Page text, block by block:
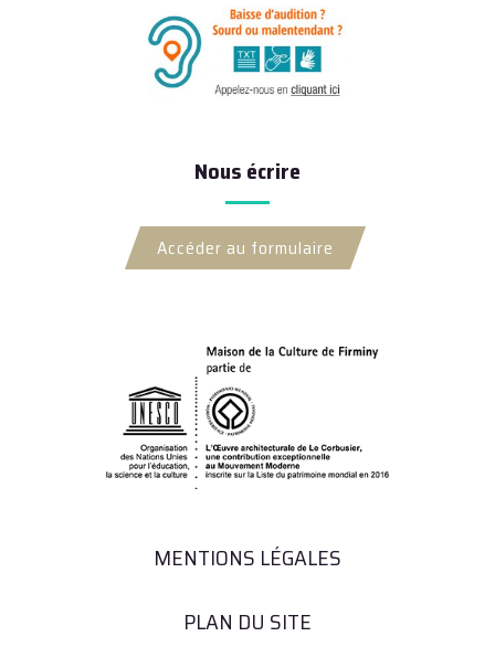
Nous écrire
Accéder au formulaire
MENTIONS LÉGALES
PLAN DU SITE